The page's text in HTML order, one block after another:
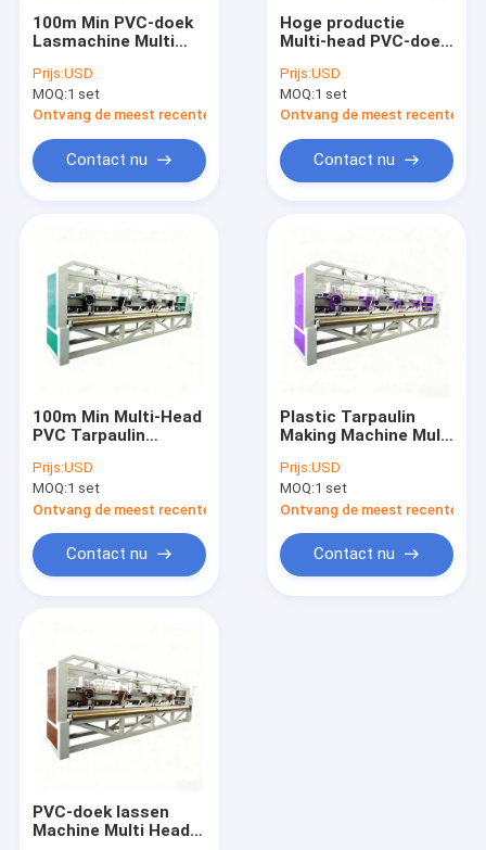
hydraulische hooipersmachine
Plakband die Machine maakt
Garen dat Machine verdraait
Plastic Netto Uitdrijvingslijn
Vacuümvorstdroger
Verpakkende Machinesmateriaal
100m Min PVC-doek
Lasmachine Multi
Doek Maken
Apparatuur
Prijs:USD
MOQ:1 set
Ontvang de meest recente Prijs
Contact nu
Hoge productie
Multi-head PVC-doek
Doek maken Lijn
100m Min
Prijs:USD
MOQ:1 set
Ontvang de meest recente
Contact nu
100m Min Multi-Head
PVC Tarpaulin
Betrouwbaar Plastic
Tarpaulin
Productieproces
Prijs:USD
MOQ:1 set
Ontvang de meest recente Prijs
Contact nu
Plastic Tarpaulin
Making Machine Multi
Eenheid Stabiel
Uitgangssnelheid
100m Min
Prijs:USD
MOQ:1 set
Ontvang de meest recente
Contact nu
PVC-doek lassen
Machine Multi Head